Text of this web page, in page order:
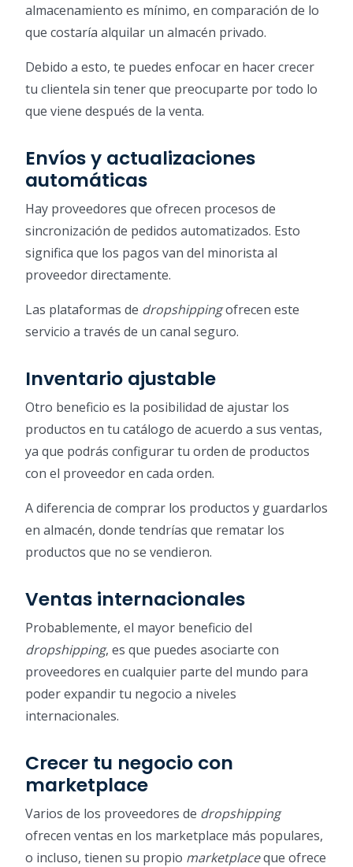
almacenamiento es mínimo, en comparación de lo
que costaría alquilar un almacén privado.
Debido a esto, te puedes enfocar en hacer crecer
tu clientela sin tener que preocuparte por todo lo
que viene después de la venta.
Envíos y actualizaciones
automáticas
Hay proveedores que ofrecen procesos de
sincronización de pedidos automatizados. Esto
significa que los pagos van del minorista al
proveedor directamente.
Las plataformas de dropshippingofrecen este
servicio a través de un canal seguro.
Inventario ajustable
Otro beneficio es la posibilidad de ajustar los
productos en tu catálogo de acuerdo a sus ventas,
ya que podrás configurar tu orden de productos
con el proveedor en cada orden.
A diferencia de comprar los productos y guardarlos
en almacén, donde tendrías que rematar los
productos que no se vendieron.
Ventas internacionales
Probablemente, el mayor beneficio del
dropshipping, es que puedes asociarte con
proveedores en cualquier parte del mundo para
poder expandir tu negocio a niveles
internacionales.
Crecer tu negocio con
marketplace
Varios de los proveedores de dropshipping
ofrecen ventas en los marketplace más populares,
o incluso, tienen su propio marketplaceque ofrece